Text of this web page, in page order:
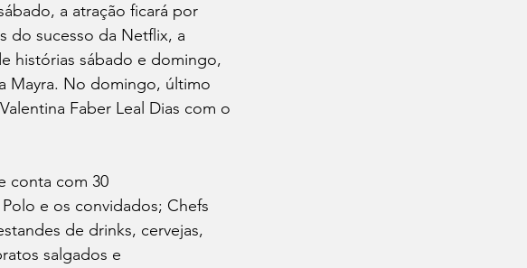
a atração ficará por
do sucesso da Netflix, a
histórias sábado e domingo,
Mayra. No domingo, último
Faber Leal Dias com o
conta com 30
e os convidados; Chefs
de drinks, cervejas,
salgados e